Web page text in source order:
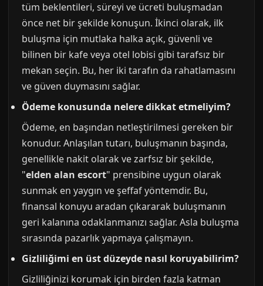
tüm beklentileri, süreyi ve ücreti buluşmadan
önce net bir şekilde konuşun. İkinci olarak, ilk
buluşma için mutlaka halka açık, güvenli ve
bilinen bir kafe veya otel lobisi gibi tarafsız bir
mekan seçin. Bu, her iki tarafın da rahatlamasını
ve güven duymasını sağlar.
Ödeme konusunda nelere dikkat etmeliyim?
Ödeme, en başından netleştirilmesi gereken bir
konudur. Anlaşılan tutarı, buluşmanın başında,
genellikle nakit olarak ve zarfsız bir şekilde,
"elden alan escort" prensibine uygun olarak
sunmak en yaygın ve şeffaf yöntemdir. Bu,
finansal konuyu aradan çıkararak buluşmanın
geri kalanına odaklanmanızı sağlar. Asla buluşma
sırasında pazarlık yapmaya çalışmayın.
Gizliliğimi en üst düzeyde nasıl koruyabilirim?
Gizliliğinizi korumak için birden fazla katman